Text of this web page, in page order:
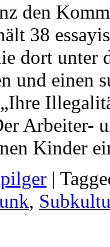
den
38
dort unter
und einen
Arbeiter-
Kinder
|
,